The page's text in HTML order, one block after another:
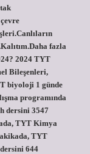
fazla
2024 TYT
Bileşenleri,
biyoloji 1 günde
programında
dersini 3547
TYT Kimya
TYT
644